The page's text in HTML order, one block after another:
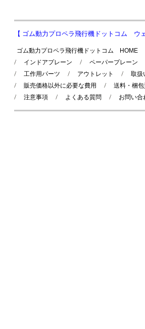
【 ゴム動力プロペラ飛行機ドットコム ウ
ゴム動力プロペラ飛行機ドットコム HOME
インドアプレーン
ペーパープレーン
工作用パーツ
アウトレット 取扱
販売価格以外に必要な費用
送料・梱
注意事項
よくある質問 お問い合